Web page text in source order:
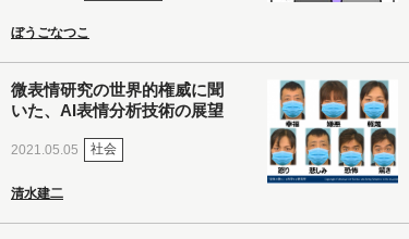
ぼうごなつこ
微表情研究の世界的権威に聞
いた、AI表情分析技術の展望
2021.05.05 社会
清水建二